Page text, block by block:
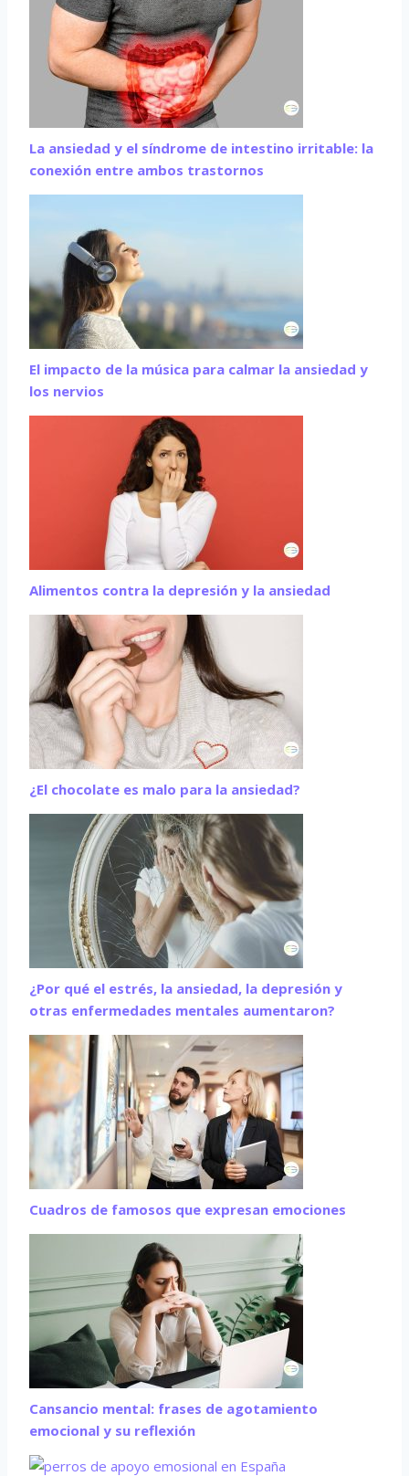
La ansiedad y el síndrome de intestino irritable: la
conexión entre ambos trastornos
El impacto de la música para calmar la ansiedad y
los nervios
Alimentos contra la depresión y la ansiedad
¿El chocolate es malo para la ansiedad?
¿Por qué el estrés, la ansiedad, la depresión y
otras enfermedades mentales aumentaron?
Cuadros de famosos que expresan emociones
Cansancio mental: frases de agotamiento
emocional y su reflexión